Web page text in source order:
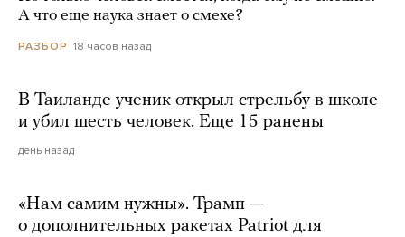
А что еще наука знает о смехе?
РАЗБОР 18 часов назад
В Таиланде ученик открыл стрельбу в школе
и убил шесть человек. Еще 15 ранены
день назад
«Нам самим нужны». Трамп —
о дополнительных ракетах Patriot для